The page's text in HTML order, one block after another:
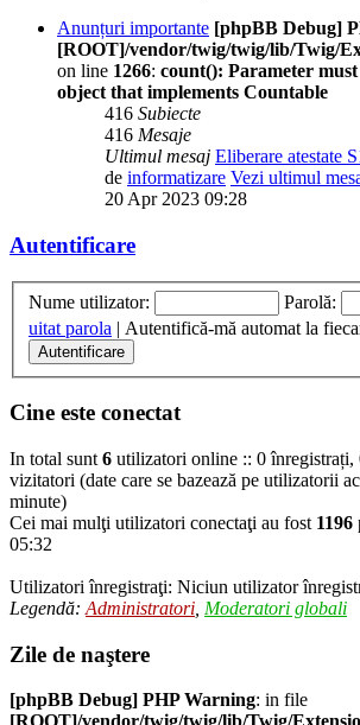
Anunțuri importante [phpBB Debug]
[ROOT]/vendor/twig/twig/lib/Twig/
on line 1266: count(): Parameter
object that implements Countable
416 Subiecte
416 Mesaje
Ultimul mesaj Eliberare atestate
de informatizare Vezi ultimul
20 Apr 2023 09:28
Autentificare
Nume utilizator: Parolă:
uitat parola | Autentifică-mă automat la
Cine este conectat
In total sunt 6 utilizatori online :: 0 înregistrați,
vizitatori (date care se bazează pe utilizatorii
minute)
Cei mai mulţi utilizatori conectaţi au fost 1196
05:32
Utilizatori înregistraţi: Niciun utilizator
Legendă: Administratori Moderatori globali
Zile de naştere
[phpBB Debug] PHP Warning: in file